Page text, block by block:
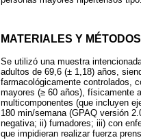
MATERIALES Y MÉTODOS
Se utilizó una muestra
adultos de 69,6 (± 1,18) años,
farmacológicamente controlados,
mayores (≥ 60 años), físicamente
multicomponentes (que incluyen
180 min/semana (GPAQ versión
negativa; ii) fumadores; iii) con
que impidieran realizar fuerza